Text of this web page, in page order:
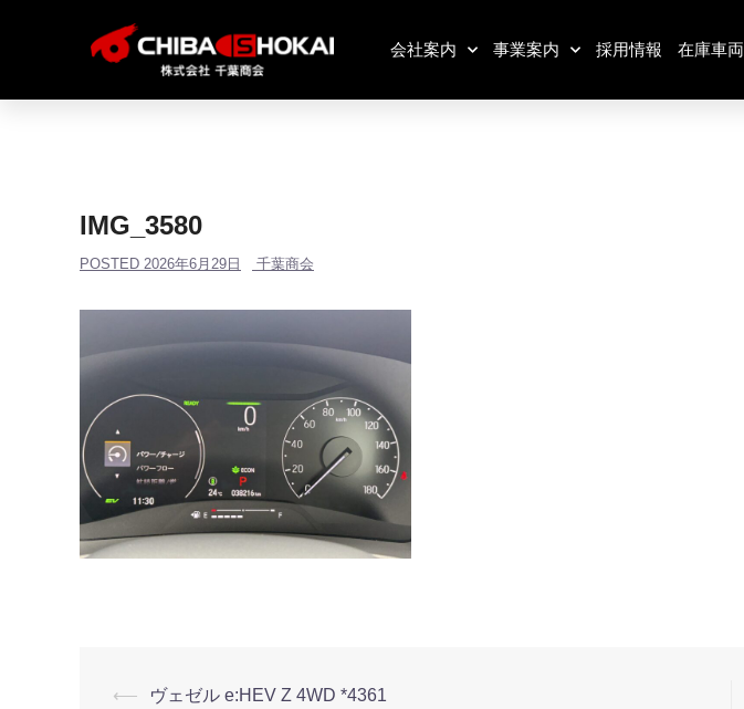
会社案内 事業案内 採用情報 在庫車両
IMG_3580
POSTED 2026年6月29日 千葉商会
⟵ ヴェゼル e:HEV Z 4WD *4361